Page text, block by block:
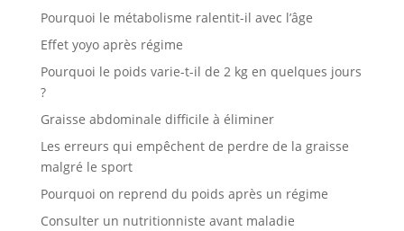
Pourquoi le métabolisme ralentit-il avec l’âge
Effet yoyo après régime
Pourquoi le poids varie-t-il de 2 kg en quelques jours
?
Graisse abdominale difficile à éliminer
Les erreurs qui empêchent de perdre de la graisse
malgré le sport
Pourquoi on reprend du poids après un régime
Consulter un nutritionniste avant maladie